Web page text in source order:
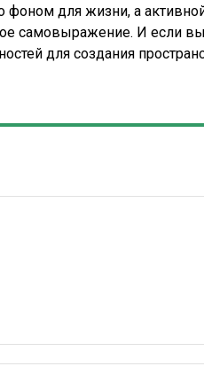
фоном для жизни, а
самовыражение. И если
для создания